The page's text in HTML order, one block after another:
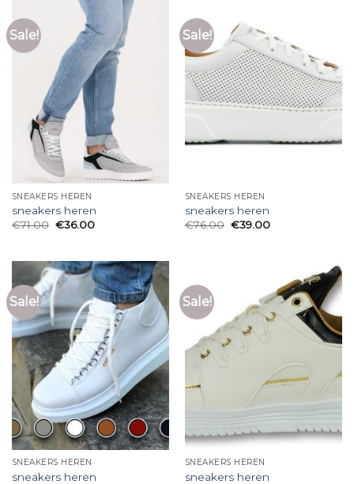
Sale!
SNEAKERS HEREN
sneakers heren
€71.00 €36.00
Sale!
SNEAKERS HEREN
sneakers heren
€76.00 €39.00
Sale!
SNEAKERS HEREN
sneakers heren
Sale!
SNEAKERS HEREN
sneakers heren